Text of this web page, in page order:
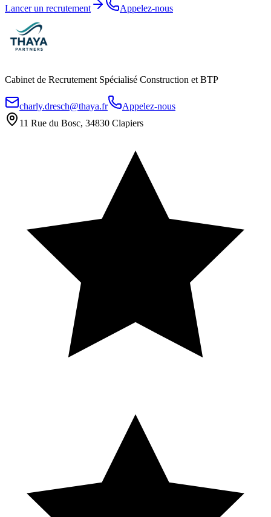
Lancer un recrutement Appelez-nous
Cabinet de Recrutement Spécialisé Construction et BTP
charly.dresch@thaya.fr
Appelez-nous
11 Rue du Bosc, 34830 Clapiers